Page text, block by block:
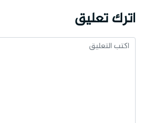
اترك تعليق